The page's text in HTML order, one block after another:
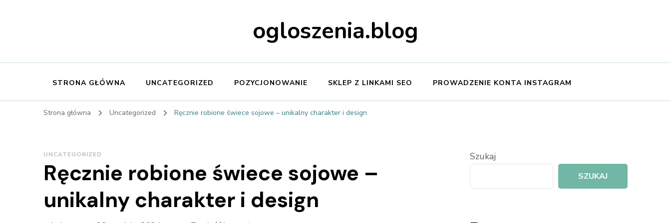
ogloszenia.blog
STRONA GŁÓWNA UNCATEGORIZED POZYCJONOWANIE SKLEP Z LINKAMI SEO PROWADZENIE KONTA INSTAGRAM
Strona główna Uncategorized Ręcznie robione świece sojowe – unikalny charakter i design
UNCATEGORIZED
Ręcznie robione świece sojowe –
unikalny charakter i design
Szukaj
SZUKAJ